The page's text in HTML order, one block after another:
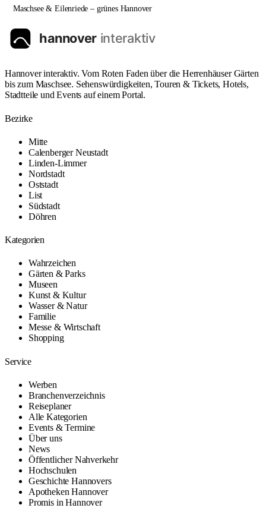
Maschsee & Eilenriede – grünes Hannover
Hannover interaktiv. Vom Roten Faden über die Herrenhäuser Gärten
bis zum Maschsee. Sehenswürdigkeiten, Touren & Tickets, Hotels,
Stadtteile und Events auf einem Portal.
Bezirke
Mitte
Calenberger Neustadt
Linden-Limmer
Nordstadt
Oststadt
List
Südstadt
Döhren
Kategorien
Wahrzeichen
Gärten & Parks
Museen
Kunst & Kultur
Wasser & Natur
Familie
Messe & Wirtschaft
Shopping
Service
Werben
Branchenverzeichnis
Reiseplaner
Alle Kategorien
Events & Termine
Über uns
News
Öffentlicher Nahverkehr
Hochschulen
Geschichte Hannovers
Apotheken Hannover
Promis in Hannover